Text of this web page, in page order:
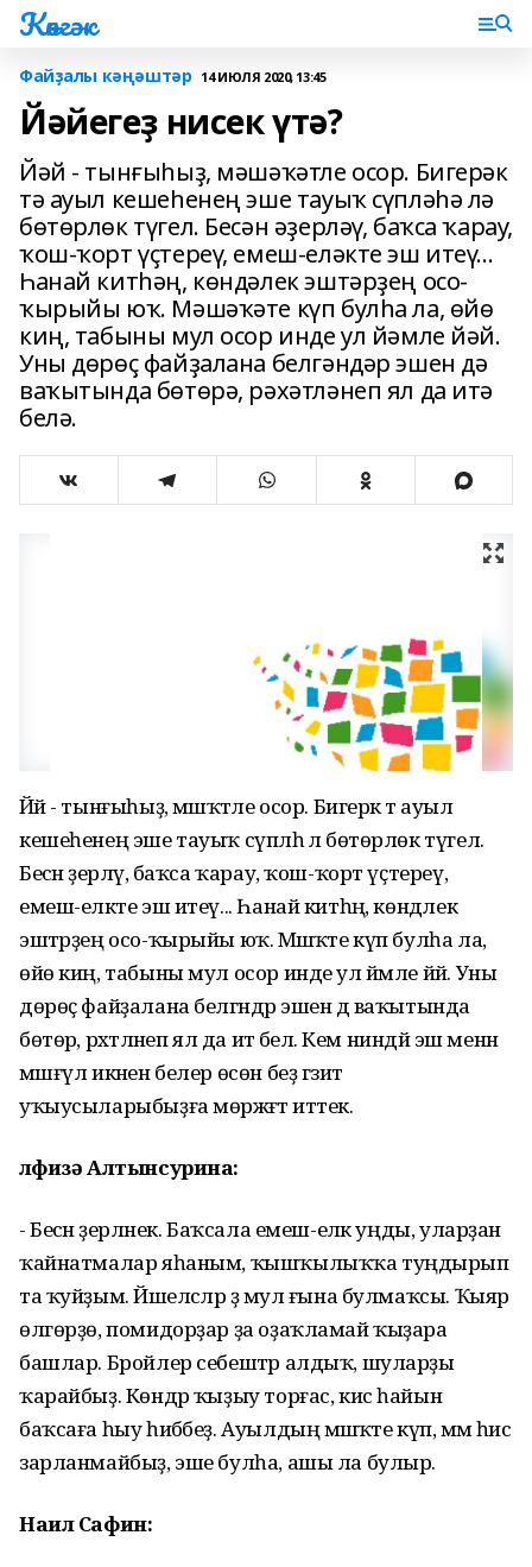
Көнгәк
Файҙалы кәңәштәр 14 ИЮЛЯ 2020, 13:45
Йәйегеҙ нисек үтә?
Йәй - тынғыһыҙ, мәшәҡәтле осор. Бигерәк
тә ауыл кешеһенең эше тауыҡ сүпләһә лә
бөтөрлөк түгел. Бесән әҙерләү, баҡса ҡарау,
ҡош-ҡорт үҫтереү, емеш-еләкте эш итеү...
Һанай китһәң, көндәлек эштәрҙең осо-
ҡырыйы юҡ. Мәшәҡәте күп булһа ла, өйө
киң, табыны мул осор инде ул йәмле йәй.
Уны дөрөҫ файҙалана белгәндәр эшен дә
ваҡытында бөтөрә, рәхәтләнеп ял да итә
белә.
Йәй - тынғыһыҙ, мәшәҡәтле осор. Бигерәк тә ауыл
кешеһенең эше тауыҡ сүпләһә лә бөтөрлөк түгел.
Бесән әҙерләү, баҡса ҡарау, ҡош-ҡорт үҫтереү,
емеш-еләкте эш итеү... Һанай китһәң, көндәлек
эштәрҙең осо-ҡырыйы юҡ. Мәшәҡәте күп булһа ла,
өйө киң, табыны мул осор инде ул йәмле йәй. Уны
дөрөҫ файҙалана белгәндәр эшен дә ваҡытында
бөтөрә, рәхәтләнеп ял да итә белә. Кем ниндәй эш менән
мәшғүл икәнен белер өсөн беҙ гәзит
уҡыусыларыбыҙға мөрәжәғәт иттек.
Әлфизә Алтынсурина:
- Бесән әҙерләнек. Баҡсала емеш-еләк уңды, уларҙан
ҡайнатмалар яһаным, ҡышҡылыҡҡа туңдырып
та ҡуйҙым. Йәшелсәләр ҙә мул ғына булмаҡсы. Ҡыяр
өлгөрҙө, помидорҙар ҙа оҙаҡламай ҡыҙара
башлар. Бройлер себештәр алдыҡ, шуларҙы
ҡарайбыҙ. Көндәр ҡыҙыу торғас, кис һайын
баҡсаға һыу һибәбеҙ. Ауылдың мәшәҡәте күп, әммә һис
зарланмайбыҙ, эше булһа, ашы ла булыр.
Наил Сафин: